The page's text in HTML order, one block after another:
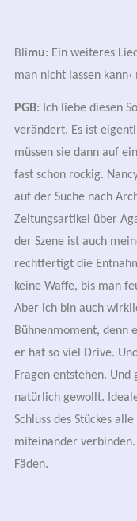
Blimu: Ein weiteres
man nicht lassen
PGB: Ich liebe diesen
verändert. Es ist
müssen sie dann auf
fast schon rockig.
auf der Suche nach
Zeitungsartikel über
der Szene ist auch
rechtfertigt die
keine Waffe, bis man
Aber ich bin auch
Bühnenmoment, denn
er hat so viel Drive.
Fragen entstehen.
natürlich gewollt.
Schluss des Stückes
miteinander verbinden.
Fäden.